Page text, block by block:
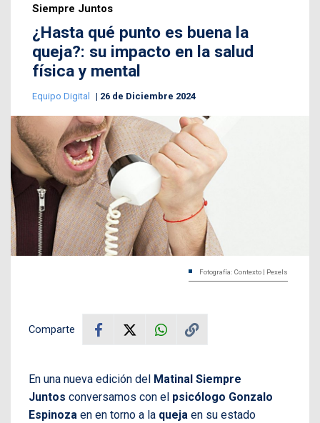
Siempre Juntos
¿Hasta qué punto es buena la
queja?: su impacto en la salud
física y mental
Equipo Digital 26 de Diciembre 2024
Fotografía: Contexto | Pexels
Comparte
En una nueva edición del Matinal Siempre
Juntos conversamos con el psicólogo Gonzalo
Espinoza en en torno a la queja en su estado